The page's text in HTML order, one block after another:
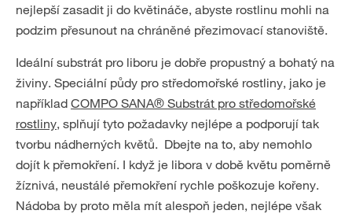
nejlepší zasadit ji do květináče, abyste rostlinu mohli na
podzim přesunout na chráněné přezimovací stanoviště.
Ideální substrát pro liboru je dobře propustný a bohatý na
živiny. Speciální půdy pro středomořské rostliny, jako je
například COMPO SANA® Substrát pro středomořské
rostliny, splňují tyto požadavky nejlépe a podporují tak
tvorbu nádherných květů. Dbejte na to, aby nemohlo
dojít k přemokření. I když je libora v době květu poměrně
žíznivá, neustálé přemokření rychle poškozuje kořeny.
Nádoba by proto měla mít alespoň jeden, nejlépe však